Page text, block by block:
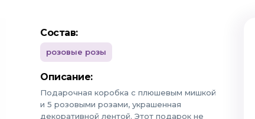
Состав:
розовые розы
Описание:
Подарочная коробка с плюшевым мишкой
и 5 розовыми розами, украшенная
декоративной лентой. Этот подарок не